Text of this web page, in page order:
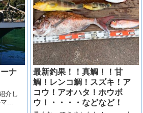
ナ
介し
マ...
最新釣果！！真鯛！！甘
鯛！レンコ鯛！スズキ！ア
コウ！アオハタ！ホウボ
ウ！・・・・などなど！